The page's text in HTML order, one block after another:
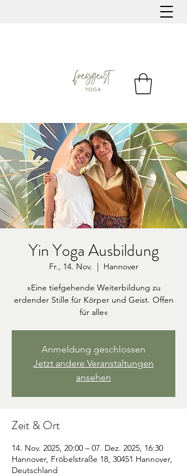
Yin Yoga Ausbildung
Fr., 14. Nov.
  |
Hannover
»Eine tiefgehende Weiterbildung zu
erdender Stille für Körper und Geist. Offen
für alle«
Anmeldung geschlossen
Jetzt andere Veranstaltungen
ansehen
Zeit & Ort
14. Nov. 2025, 20:00 – 07. Dez. 2025, 16:30
Hannover, Fröbelstraße 18, 30451 Hannover,
Deutschland